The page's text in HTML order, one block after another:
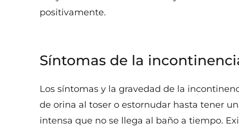
positivamente.
Síntomas de la
Los síntomas y la gravedad de la
de orina al toser o estornudar hasta tener
intensa que no se llega al baño a tiempo.